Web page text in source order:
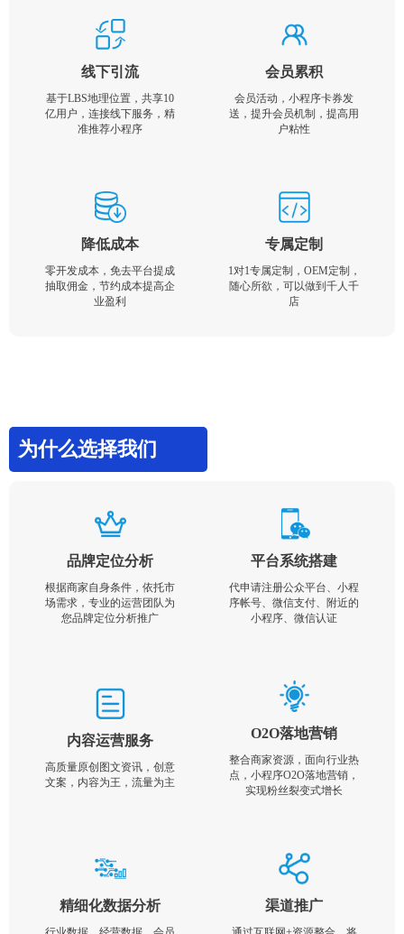
线下引流
基于LBS地理位置，共享10
亿用户，连接线下服务，精
准推荐小程序
会员累积
会员活动，小程序卡券发
送，提升会员机制，提高用
户粘性
降低成本
零开发成本，免去平台提成
抽取佣金，节约成本提高企
业盈利
专属定制
1对1专属定制，OEM定制，
随心所欲，可以做到千人千
店
为什么选择我们
品牌定位分析
根据商家自身条件，依托市
场需求，专业的运营团队为
您品牌定位分析推广
平台系统搭建
代申请注册公众平台、小程
序帐号、微信支付、附近的
小程序、微信认证
内容运营服务
高质量原创图文资讯，创意
文案，内容为王，流量为主
O2O落地营销
整合商家资源，面向行业热
点，小程序O2O落地营销，
实现粉丝裂变式增长
精细化数据分析 渠道推广